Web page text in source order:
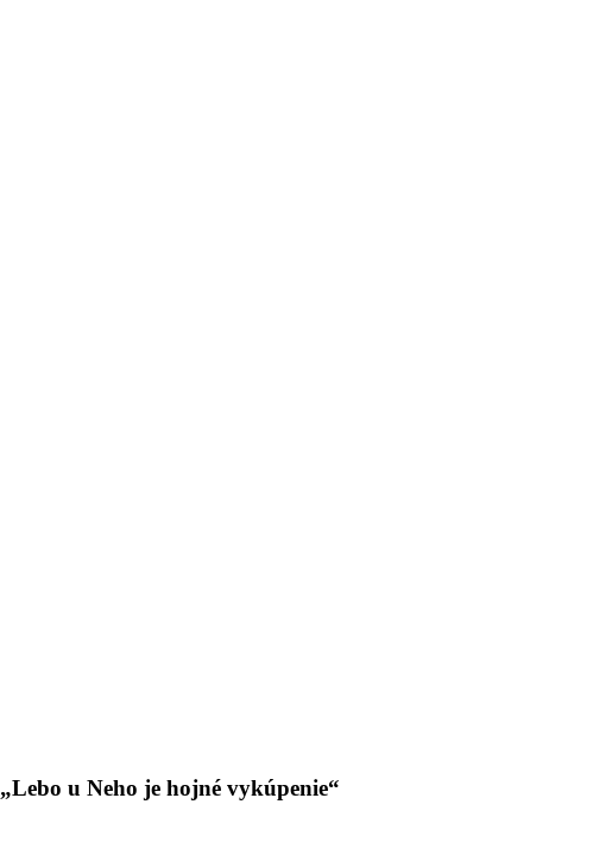
„Lebo u Neho je hojné vykúpenie“